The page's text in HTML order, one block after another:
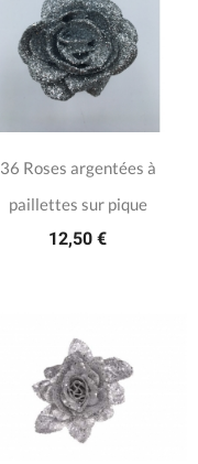
36 Roses argentées à
paillettes sur pique
12,50 €